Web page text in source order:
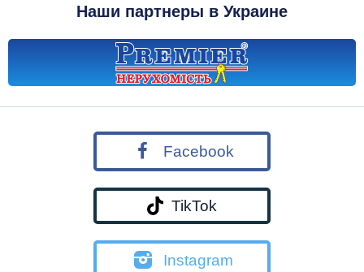
Наши партнеры в Украине
Facebook
TikTok
Instagram